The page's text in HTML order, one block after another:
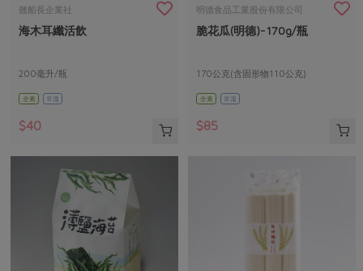
翹船長企業社
海木耳纖活飲
200毫升/瓶
全素 常溫
$40
明德食品工業股份有限公司
脆花瓜(明德)-170g/瓶
170公克(含固形物110公克)
全素 常溫
$85